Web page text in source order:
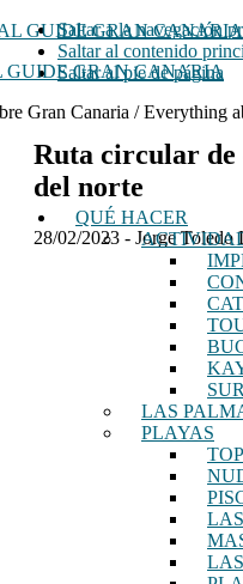
Saltar a la navegación
Saltar al contenido
Saltar al pie de página
GUIDE GRAN CANARIA
Gran Canaria / Everything
QUÉ HACER
LAS
PLAYAS
Ruta circular de
del norte
28/02/2023 - Jorge Toledo